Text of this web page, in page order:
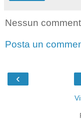
Nessun
Posta un
‹